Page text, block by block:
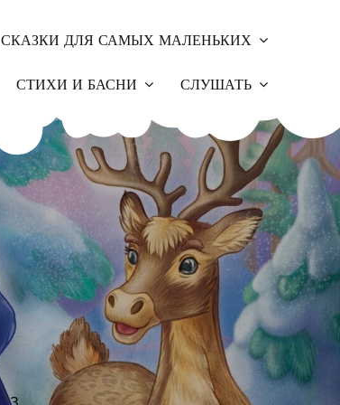
СКАЗКИ ДЛЯ САМЫХ МАЛЕНЬКИХ
СТИХИ И БАСНИ СЛУШАТЬ